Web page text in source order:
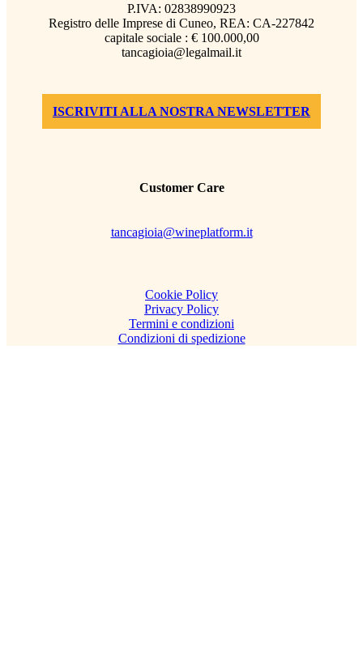
P.IVA: 02838990923
Registro delle Imprese di Cuneo, REA: CA-227842
capitale sociale : € 100.000,00
tancagioia@legalmail.it
ISCRIVITI ALLA NOSTRA NEWSLETTER
Customer Care
tancagioia@wineplatform.it
Cookie Policy
Privacy Policy
Termini e condizioni
Condizioni di spedizione